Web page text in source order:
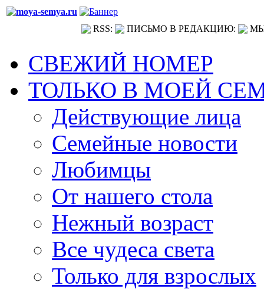
RSS: ПИСЬМО В РЕДАКЦИЮ:
СВЕЖИЙ НОМЕР
ТОЛЬКО В МОЕЙ
Действующие лица
Семейные новости
Любимцы
От нашего стола
Нежный возраст
Все чудеса света
Только для взрослых